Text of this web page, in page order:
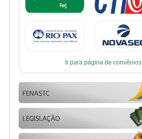
Ir para página de convênios